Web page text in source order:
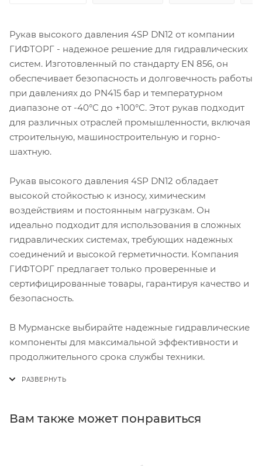
Рукав высокого давления 4SP DN12 от компании
ГИФТОРГ - надежное решение для гидравлических
систем. Изготовленный по стандарту EN 856, он
обеспечивает безопасность и долговечность работы
при давлениях до PN415 бар и температурном
диапазоне от -40°C до +100°C. Этот рукав подходит
для различных отраслей промышленности, включая
строительную, машиностроительную и горно-
шахтную.
Рукав высокого давления 4SP DN12 обладает
высокой стойкостью к износу, химическим
воздействиям и постоянным нагрузкам. Он
идеально подходит для использования в сложных
гидравлических системах, требующих надежных
соединений и высокой герметичности. Компания
ГИФТОРГ предлагает только проверенные и
сертифицированные товары, гарантируя качество и
безопасность.
В Мурманске выбирайте надежные гидравлические
компоненты для максимальной эффективности и
продолжительного срока службы техники.
Вам также может понравиться